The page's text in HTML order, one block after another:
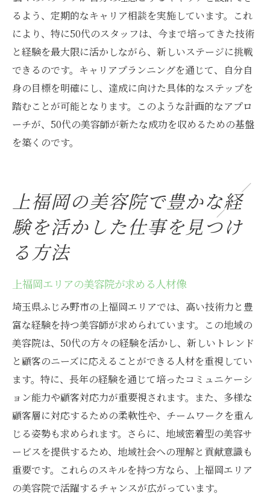
るよう、定期的なキャリア相談を実施しています。これ
により、特に50代のスタッフは、今まで培ってきた技術
と経験を最大限に活かしながら、新しいステージに挑戦
できるのです。キャリアプランニングを通じて、自分自
身の目標を明確にし、達成に向けた具体的なステップを
踏むことが可能となります。このような計画的なアプロ
ーチが、50代の美容師が新たな成功を収めるための基盤
を築くのです。
上福岡の美容院で豊かな経
験を活かした仕事を見つけ
る方法
上福岡エリアの美容院が求める人材像
埼玉県ふじみ野市の上福岡エリアでは、高い技術力と豊
富な経験を持つ美容師が求められています。この地域の
美容院は、50代の方々の経験を活かし、新しいトレンド
と顧客のニーズに応えることができる人材を重視してい
ます。特に、長年の経験を通じて培ったコミュニケーシ
ョン能力や顧客対応力が重要視されます。また、多様な
顧客層に対応するための柔軟性や、チームワークを重ん
じる姿勢も求められます。さらに、地域密着型の美容サ
ービスを提供するため、地域社会への理解と貢献意識も
重要です。これらのスキルを持つ方なら、上福岡エリア
の美容院で活躍するチャンスが広がっています。